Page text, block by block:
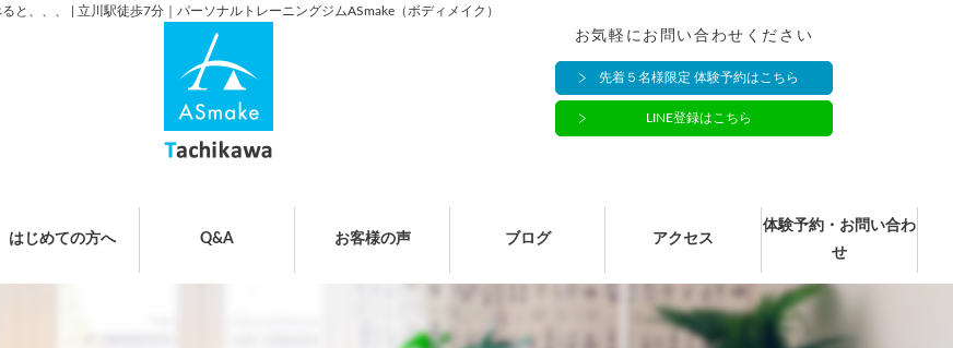
、、、 | 立川駅徒歩7分｜パーソナルトレーニングジムASmake（ボディメイク）
お気軽にお問い合わせください
先着５名様限定 体験予約はこちら
LINE登録はこちら
はじめての方へ Q&A お客様の声 ブログ アクセス
体験予約・お問い合わ
せ